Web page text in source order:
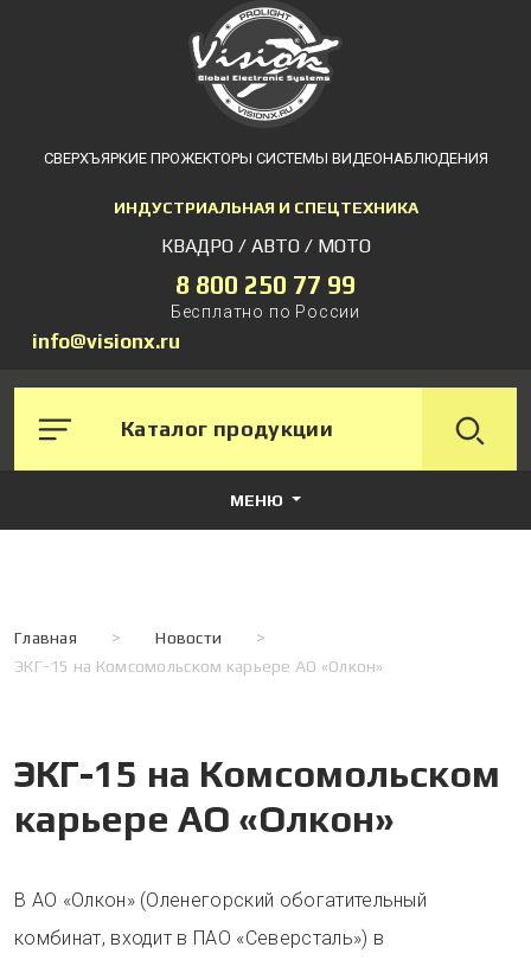
СВЕРХЪЯРКИЕ ПРОЖЕКТОРЫ СИСТЕМЫ ВИДЕОНАБЛЮДЕНИЯ
ИНДУСТРИАЛЬНАЯ И СПЕЦТЕХНИКА
КВАДРО / АВТО / МОТО
8 800 250 77 99
Бесплатно по России
info@visionx.ru
Каталог продукции
МЕНЮ
Главная > Новости
>
ЭКГ-15 на Комсомольском карьере АО «Олкон»
ЭКГ-15 на Комсомольском
карьере АО «Олкон»
В АО «Олкон» (Оленегорский обогатительный
комбинат, входит в ПАО «Северсталь») в